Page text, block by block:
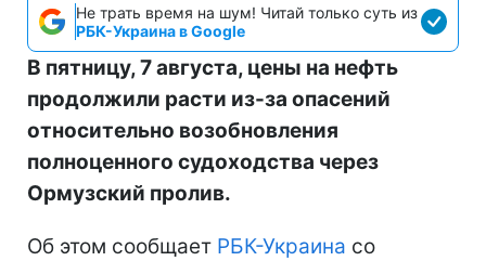
Не трать время на шум! Читай только суть из
РБК-Украина в Google
В пятницу, 7 августа, цены на нефть
продолжили расти из-за опасений
относительно возобновления
полноценного судоходства через
Ормузский пролив.
Об этом сообщает РБК-Украина со